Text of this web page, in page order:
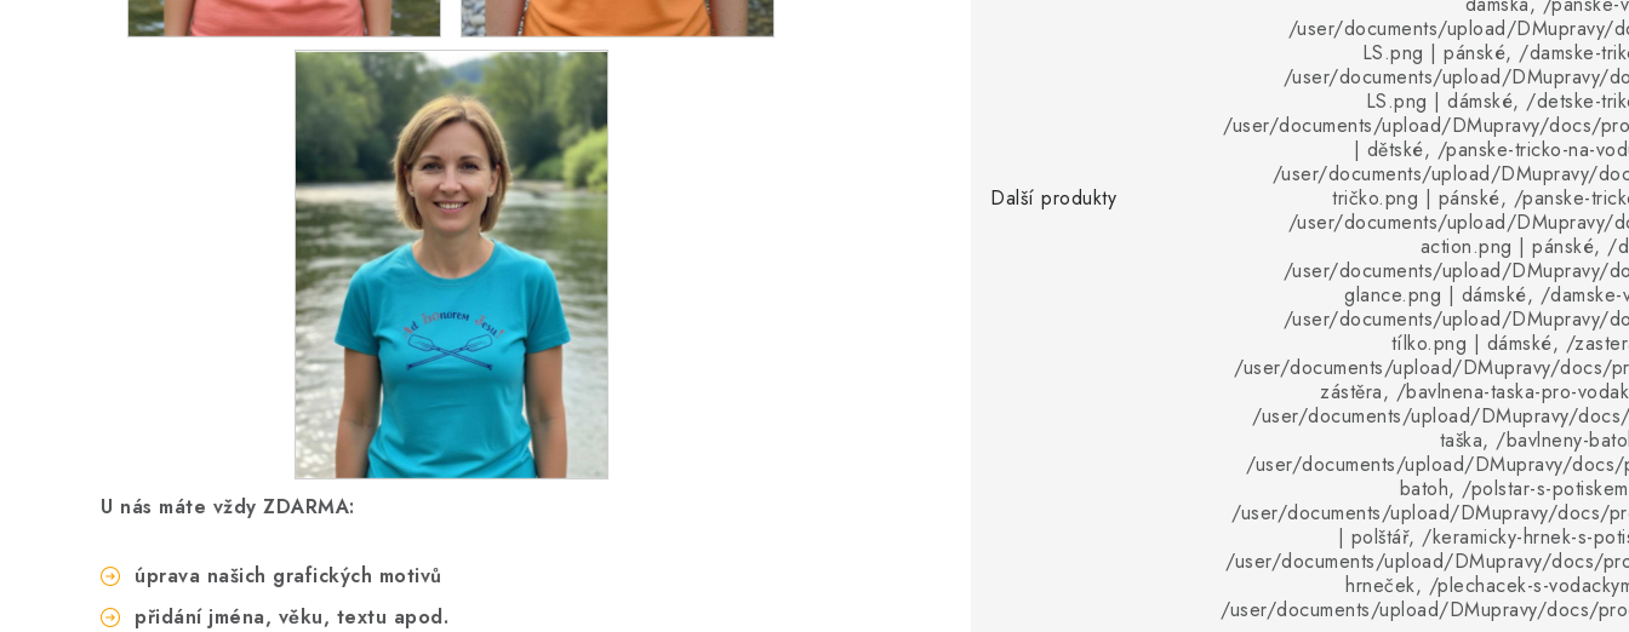
U nás máte vždy ZDARMA:
úprava našich grafických motivů
přidání jména, věku, textu apod.
Další produkty
/user/documents/upload/DMupravy/
LS.png | pánské, /damske-
/user/documents/upload/DMupravy/
LS.png | dámské, /detske-
/user/documents/upload/DMupravy/docs/
| dětské, /panske-tricko-na-
/user/documents/upload/DMupravy/
tričko.png | pánské, /panske-
/user/documents/upload/DMupravy/
action.png | pánské, /
/user/documents/upload/DMupravy/
glance.png | dámské, /
/user/documents/upload/DMupravy/
tílko.png | dámské, /
/user/documents/upload/DMupravy/docs/
zástěra, /bavlnena-taska-pro-
/user/documents/upload/DMupravy/
taška, /bavlneny-
/user/documents/upload/DMupravy/
batoh, /polstar-s-
/user/documents/upload/DMupravy/docs/
| polštář, /keramicky-hrnek-s-
/user/documents/upload/DMupravy/docs/
hrneček, /plechacek-s-
/user/documents/upload/DMupravy/docs/